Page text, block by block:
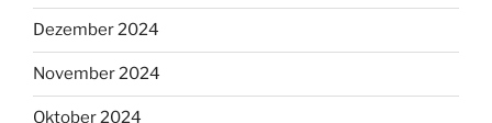
Dezember 2024
November 2024
Oktober 2024